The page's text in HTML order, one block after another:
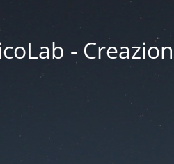
-